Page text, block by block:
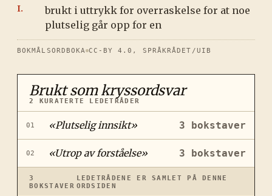
brukt i uttrykk for overraskelse for at noe
plutselig går opp for en
BOKMÅLSORDBOKA CC-BY 4.0, SPRÅKRÅDET/UIB
Brukt som kryssordsvar
2 KURATERTE LEDETRÅDER
01 «Plutselig innsikt» 3 bokstaver
02 «Utrop av forståelse» 3 bokstaver
3
BOKSTAVER
LEDETRÅDENE ER SAMLET PÅ DENNE
ORDSIDEN